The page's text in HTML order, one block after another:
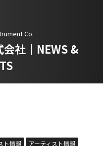
Co.
社｜NEWS &
ト情報
アーティスト情報